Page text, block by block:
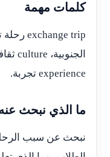
كلمات مهمة
experience تجربة.
ما الذي نبحث
نبحث عن سبب